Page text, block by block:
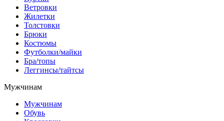
Ветровки
Жилетки
Толстовки
Брюки
Костюмы
Футболки/майки
Бра/топы
Леггинсы/тайтсы
Мужчинам
Мужчинам
Обувь